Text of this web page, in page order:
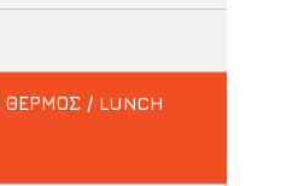
/ LUNCH